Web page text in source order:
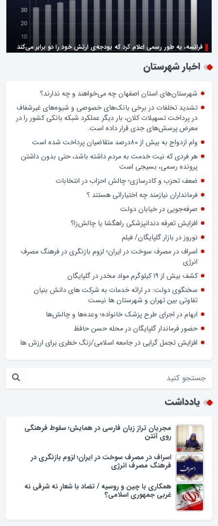
فرانسه، به طور رسمی اعلام کرد که بودجه‌ی ارتش خود را دو برابر می‌کند
زن اگر خوب باشه یه زندگی حالش خوبه/روز زن مبارک
اخبار شهرستان
شهرستان‌های استان اصفهان چه می‌خواهند و چه ندارند؟
تشدید تخلفات در برخی بانک‌های خصوصی و شیوه‌های غیرشفاف
در پرداخت تسهیلات کلان، بار دیگر عملکرد شبکه بانکی کشور را در
معرض پرسش‌های جدی قرار داده است.
وام ازدواج به بیش از 80درصد متقاضیان پرداخت شده است
هر فردی که نیت خدمت به مردم داشته باشد، حتی بدون داشتن
پرونده رسمی، بسیجی است
ضعف تحزب و کادرسازی؛ چالش احزاب در انتخابات
فرمانداران نیازمند چه اختیاراتی هستند ؟
صرفه‌جویی در خیابان دولت
افزایش تعرفه دندانپزشکی راهگشا یا چالش‌زا؟
نوروز در بازار گلپایگان/ فیلم
اسراف در مصرف سوخت در ایران؛ لزوم بازنگری در فرهنگ مصرف
انرژی
کشف بیش از ۱۹ کیلوگرم مواد مخدر در گلپایگان
سخنگوی دولت: در ارائه خدمات به شرکت های دانش بنیان
تفاوتی بین تهران و شهرستان ها نیست
افزایش تجمل گرایی در جامعه اسلامی/زنگ خطری برای ارزش ها
یادداشت
مجریان تراز زبان فارسی در همایش؛ سقوط فرهنگی
اسراف در مصرف سوخت در ایران؛ لزوم بازنگری در